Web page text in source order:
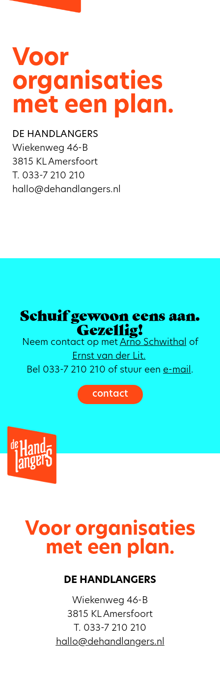
Voor
organisaties
met een plan.
DE HANDLANGERS
Wiekenweg 46-B
3815 KL Amersfoort
T. 033-7 210 210
hallo@dehandlangers.nl
Schuif gewoon eens aan.
Gezellig!
Neem contact op met Arno Schwithal of
Ernst van der Lit.
Bel 033-7 210 210 of stuur een e-mail.
contact
Voor organisaties
met een plan.
DE HANDLANGERS
Wiekenweg 46-B
3815 KL Amersfoort
T. 033-7 210 210
hallo@dehandlangers.nl